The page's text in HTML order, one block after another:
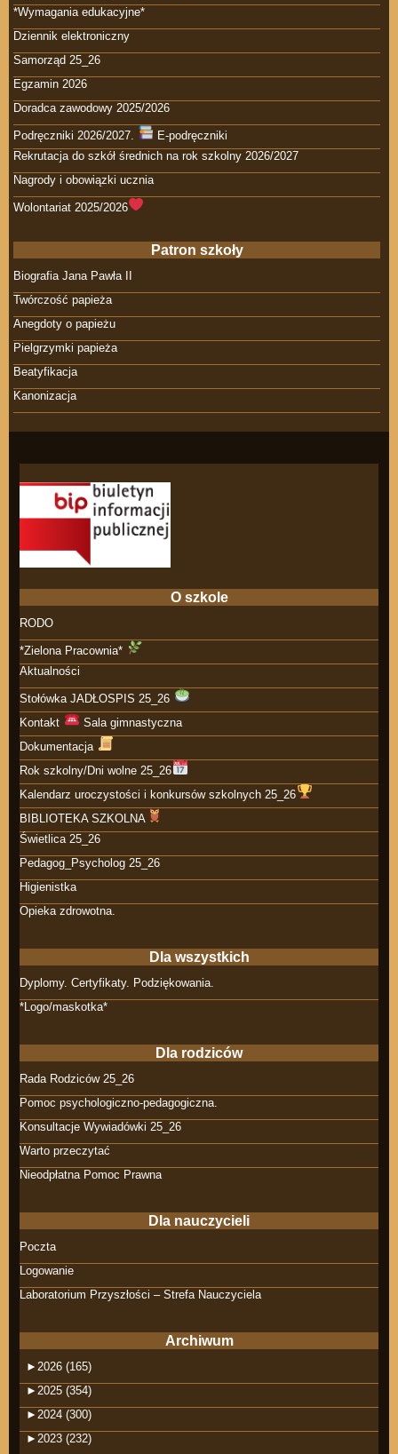
*Wymagania edukacyjne*
Dziennik elektroniczny
Samorząd 25_26
Egzamin 2026
Doradca zawodowy 2025/2026
Podręczniki 2026/2027.
E-podręczniki
Rekrutacja do szkół średnich na rok szkolny 2026/2027
Nagrody i obowiązki ucznia
Wolontariat 2025/2026
Patron szkoły
Biografia Jana Pawła II
Twórczość papieża
Anegdoty o papieżu
Pielgrzymki papieża
Beatyfikacja
Kanonizacja
O szkole
RODO
*Zielona Pracownia*
Aktualności
Stołówka JADŁOSPIS 25_26
Kontakt
Sala gimnastyczna
Dokumentacja
Rok szkolny/Dni wolne 25_26
Kalendarz uroczystości i konkursów szkolnych 25_26
BIBLIOTEKA SZKOLNA
Świetlica 25_26
Pedagog_Psycholog 25_26
Higienistka
Opieka zdrowotna.
Dla wszystkich
Dyplomy. Certyfikaty. Podziękowania.
*Logo/maskotka*
Dla rodziców
Rada Rodziców 25_26
Pomoc psychologiczno-pedagogiczna.
Konsultacje Wywiadówki 25_26
Warto przeczytać
Nieodpłatna Pomoc Prawna
Dla nauczycieli
Poczta
Logowanie
Laboratorium Przyszłości – Strefa Nauczyciela
Archiwum
► 2026 (165)
► 2025 (354)
► 2024 (300)
► 2023 (232)